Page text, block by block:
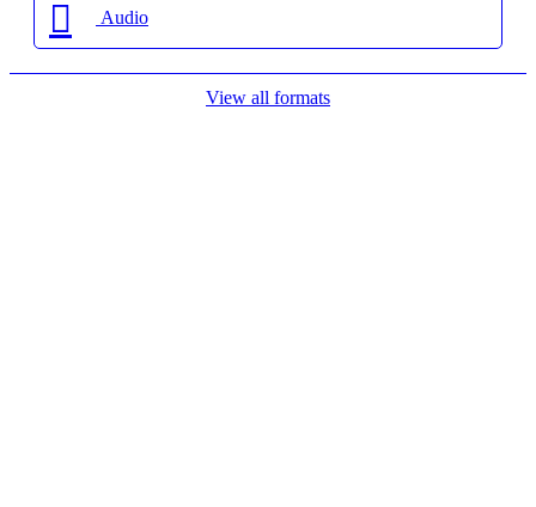
Audio
View all formats